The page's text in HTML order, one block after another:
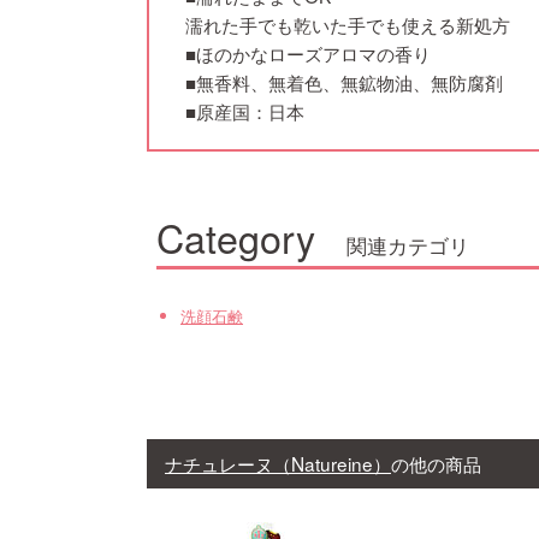
濡れた手でも乾いた手でも使える新処方
■ほのかなローズアロマの香り
■無香料、無着色、無鉱物油、無防腐剤
■原産国：日本
Category 関連カテゴリ
洗顔石鹸
ナチュレーヌ（Natureine） の他の商品